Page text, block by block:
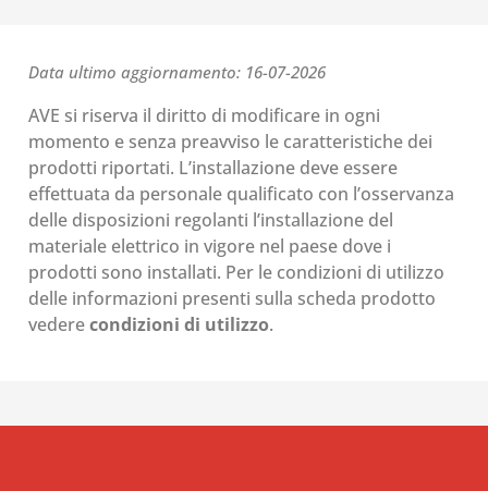
Data ultimo aggiornamento: 16-07-2026
AVE si riserva il diritto di modificare in ogni
momento e senza preavviso le caratteristiche dei
prodotti riportati. L’installazione deve essere
effettuata da personale qualificato con l’osservanza
delle disposizioni regolanti l’installazione del
materiale elettrico in vigore nel paese dove i
prodotti sono installati. Per le condizioni di utilizzo
delle informazioni presenti sulla scheda prodotto
vederecondizioni di utilizzo.